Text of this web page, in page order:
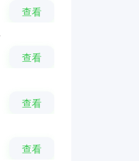
查看
查看
查看
查看